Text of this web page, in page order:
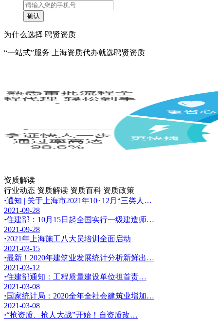
为什么选择 聘贤资质
“一站式”服务 上海资质代办就选聘贤资质
资质解读
行业动态 资质解读 资质百科 资质政策
·通知 | 关于上海市2021年10~12月“三类人…
2021-09-28
·住建部：10月15日起全国实行一级建造师…
2021-09-28
·2021年上海施工八大员培训全面启动
2021-03-15
·最新！2020年建筑业发展统计分析新鲜出…
2021-03-12
·住建部通知：工程质量建设单位担首责…
2021-03-08
·国家统计局：2020全年全社会建筑业增加…
2021-03-08
·“抢资质、抢人大战”开始！自资质改…